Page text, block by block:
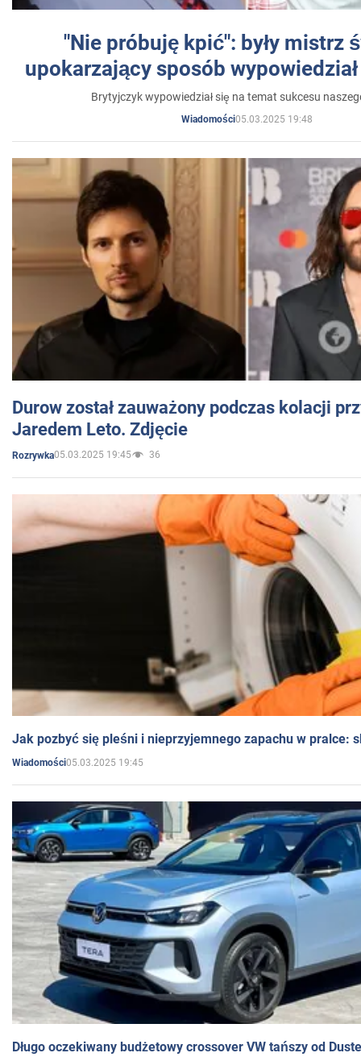
"Nie próbuję kpić": były mistrz
upokarzający sposób
Brytyjczyk wypowiedział się na temat sukcesu
Wiadomości05.03.2025 19:48
Durow został zauważony podczas kolacji
Jaredem Leto. Zdjęcie
Rozrywka05.03.2025 19:45 36
Jak pozbyć się pleśni i nieprzyjemnego zapachu w pralce:
Wiadomości05.03.2025 19:45
Długo oczekiwany budżetowy crossover VW tańszy od